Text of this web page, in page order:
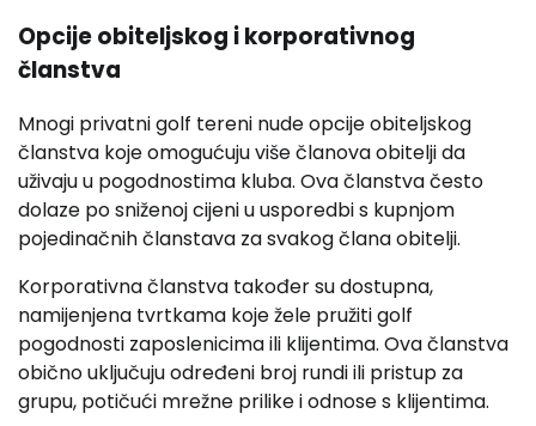
Opcije obiteljskog i korporativnog
članstva
Mnogi privatni golf tereni nude opcije obiteljskog
članstva koje omogućuju više članova obitelji da
uživaju u pogodnostima kluba. Ova članstva često
dolaze po sniženoj cijeni u usporedbi s kupnjom
pojedinačnih članstava za svakog člana obitelji.
Korporativna članstva također su dostupna,
namijenjena tvrtkama koje žele pružiti golf
pogodnosti zaposlenicima ili klijentima. Ova članstva
obično uključuju određeni broj rundi ili pristup za
grupu, potičući mrežne prilike i odnose s klijentima.